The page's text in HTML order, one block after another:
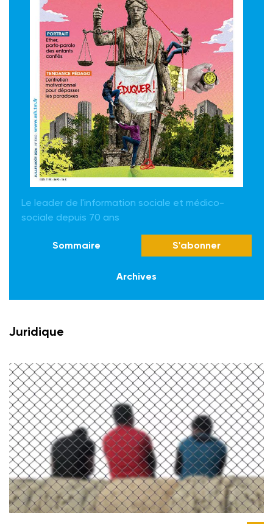
Le leader de l'information sociale et médico-
sociale depuis 70 ans
Sommaire S'abonner
Archives
Juridique